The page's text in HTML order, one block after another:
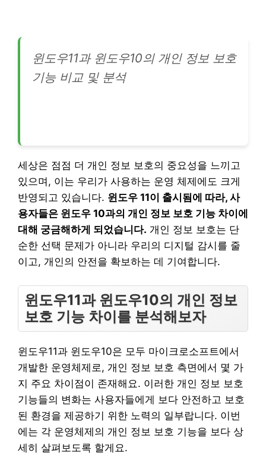
윈도우11과 윈도우10의 개인 정보 보호
기능 비교 및 분석
세상은 점점 더 개인 정보 보호의 중요성을 느끼고
있으며, 이는 우리가 사용하는 운영 체제에도 크게
반영되고 있습니다. 윈도우 11이 출시됨에 따라, 사
용자들은 윈도우 10과의 개인 정보 보호 기능 차이에
대해 궁금해하게 되었습니다. 개인 정보 보호는 단
순한 선택 문제가 아니라 우리의 디지털 감시를 줄
이고, 개인의 안전을 확보하는 데 기여합니다.
윈도우11과 윈도우10의 개인 정보
보호 기능 차이를 분석해보자
윈도우11과 윈도우10은 모두 마이크로소프트에서
개발한 운영체제로, 개인 정보 보호 측면에서 몇 가
지 주요 차이점이 존재해요. 이러한 개인 정보 보호
기능들의 변화는 사용자들에게 보다 안전하고 보호
된 환경을 제공하기 위한 노력의 일부랍니다. 이번
에는 각 운영체제의 개인 정보 보호 기능을 보다 상
세히 살펴보도록 할게요.